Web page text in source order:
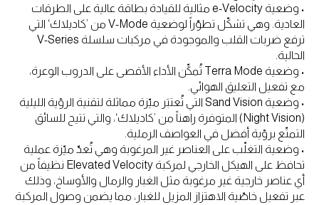
• وضعية e-Velocity مثالية للقيادة بطاقة عالية على الطرقات
العادية. وهي تشكّل تطوّراً لوضعية V-Mode من ’كاديلاك‘ التي
ترفع ضربات القلب والموجودة في مركبات سلسلة V-Series
الحالية.
• وضعية Terra Mode تُمكِّن الأداء الأقصى على الدروب الوعرة،
مع تفعيل التعليق الهوائي.
• وضعية Sand Vision التي تُعتبَر ميّزة مماثلة لتقنية الرؤية الليلية
(Night Vision) المتوفرة راهناً من ’كاديلاك‘، والتي تتيح للسائق
التمتّع برؤية أفضل في العواصف الرملية.
• وضعية التغلّب على العناصر غير المرغوبة وهي تُعدّ ميّزة عملية
تحافظ على الهيكل الخارجي لمركبة Elevated Velocity نظيفاً من
أي عناصر خارجية غير مرغوبة مثل الغبار والرمال والأوساخ، وذلك
عبر تفعيل خاصّية الاهتزاز المزيل للغبار، مما يضمن وصول المركبة